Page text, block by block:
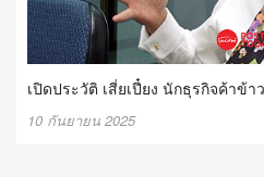
เปิดประวัติ เสี่ยเปี๋ยง นักธุรกิจค้าข้
10 กันยายน 2025